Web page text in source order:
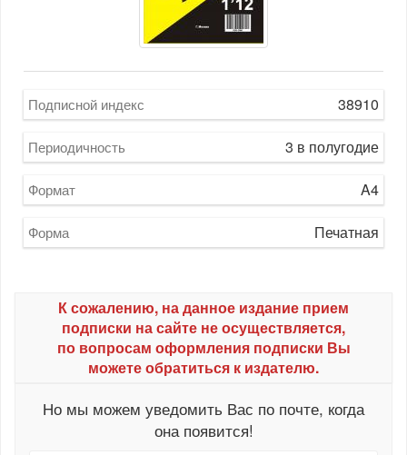
Подписной индекс 38910
Периодичность 3 в полугодие
Формат A4
Форма Печатная
К сожалению, на данное издание прием
подписки на сайте не осуществляется,
по вопросам оформления подписки Вы
можете обратиться к издателю.
Но мы можем уведомить Вас по почте, когда
она появится!